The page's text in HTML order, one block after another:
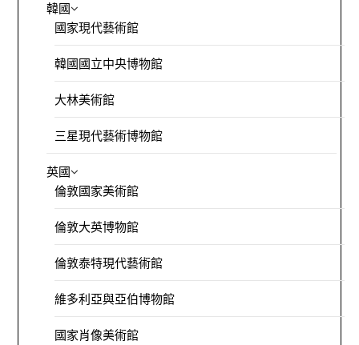
韓國
國家現代藝術館
韓國國立中央博物館
大林美術館
三星現代藝術博物館
英國
倫敦國家美術館
倫敦大英博物館
倫敦泰特現代藝術館
維多利亞與亞伯博物館
國家肖像美術館